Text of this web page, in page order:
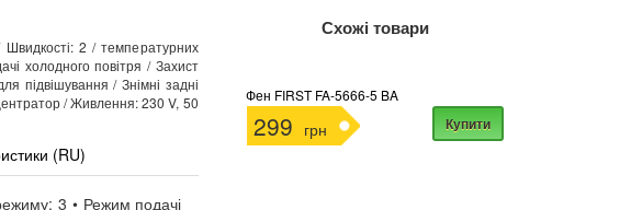
2 / температурних
холодного повітря / Захист
підвішування / Знімні задні
/ Живлення: 230 V, 50
(RU)
3 • Режим подачі
Схожі товари
Фен FIRST FA-5666-5 BA
299 грн Купити